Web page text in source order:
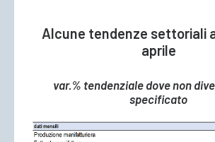
Alcune tendenze settoriali
aprile
var.% tendenziale dove non
specificato